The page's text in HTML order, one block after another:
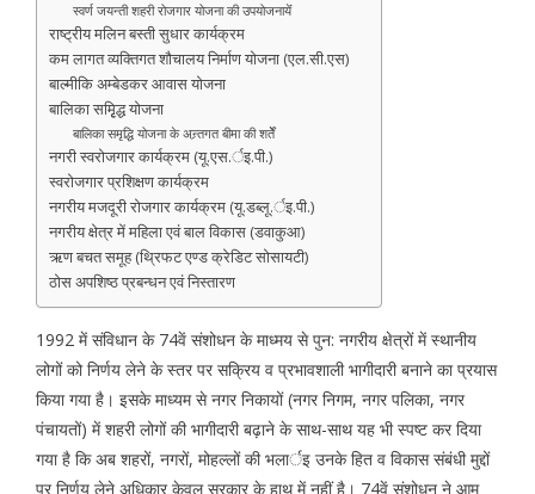
स्वर्ण जयन्ती शहरी रोजगार योजना की उपयोजनायेंं
राष्ट्रीय मलिन बस्ती सुधार कार्यक्रम
कम लागत व्यक्तिगत शौचालय निर्माण योजना (एल.सी.एस)
बाल्मीकि अम्बेडकर आवास योजना
बालिका समृृिद्ध योजना
बालिका समृद्धि योजना के अन्र्तगत बीमा की शर्तेें
नगरी स्वरोजगार कार्यक्रम (यू.एस.र्इ.पी.)
स्वरोजगार प्रशिक्षण कार्यक्रम
नगरीय मजदूरी रोजगार कार्यक्रम (यू.डब्लू.र्इ.पी.)
नगरीय क्षेत्र में महिला एवं बाल विकास (डवाकुआ)
ऋण बचत समूह (थ्रिफट एण्ड क्रेडिट सोसायटी)
ठोस अपशिष्ठ प्रबन्धन एवं निस्तारण
1992 में संविधान के 74वें संशोधन के माध्मय से पुन: नगरीय क्षेत्रों में स्थानीय
लोगों को निर्णय लेने के स्तर पर सक्रिय व प्रभावशाली भागीदारी बनाने का प्रयास
किया गया है। इसके माध्यम से नगर निकायों (नगर निगम, नगर पलिका, नगर
पंचायतों) में शहरी लोगों की भागीदारी बढ़ाने के साथ-साथ यह भी स्पष्ट कर दिया
गया है कि अब शहरों, नगरों, मोहल्लों की भलार्इ उनके हित व विकास संबंधी मुद्दों
पर निर्णय लेने अधिकार केवल सरकार के हाथ में नहीं है। 74वें संशोधन ने आम